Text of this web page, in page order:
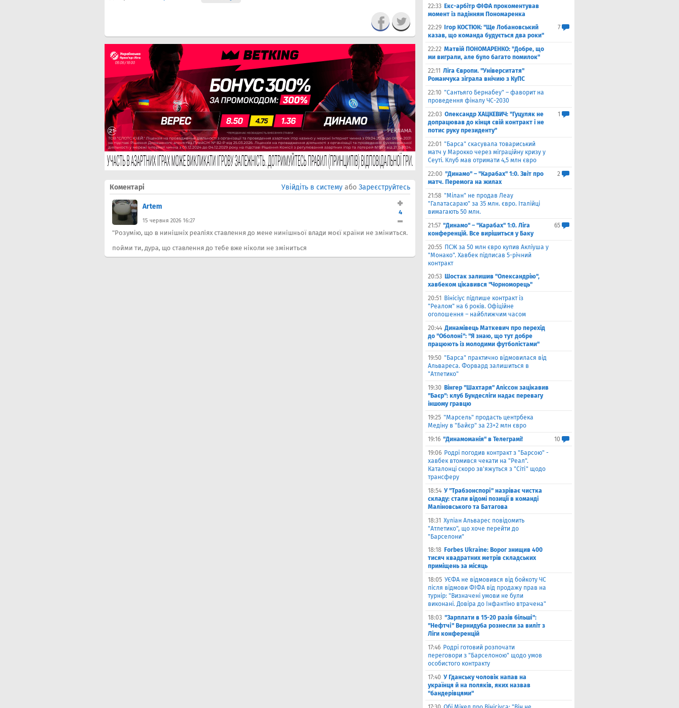
Коментарі Увійдіть в систему або Зареєструйтесь
Artem
15 червня 2026 16:27
4
"Розумію, що в нинішніх реаліях ставлення до мене нинішньої влади моєї країни не зміниться.
пойми ти, дура, що ставлення до тебе вже ніколи не зміниться
22:33 Екс-арбітр ФІФА прокоментував
момент із падінням Пономаренка
22:29
Ігор КОСТЮК: "Ще Лобановський
казав, що команда будується два роки"
7
22:22 Матвій ПОНОМАРЕНКО: "Добре, що
ми виграли, але було багато помилок"
22:11 Ліга Європи. "Університатя"
Романчука зіграла внічию з КуПС
22:10 "Сантьяго Бернабеу" – фаворит на
проведення фіналу ЧС-2030
22:03 Олександр ХАЦКЕВИЧ: "Гуцуляк не
допрацював до кінця свій контракт і не
потис руку президенту"
1
22:01 "Барса" скасувала товариський
матч у Марокко через міграційну кризу у
Сеуті. Клуб мав отримати 4,5 млн євро
22:00 "Динамо" – "Карабах" 1:0. Звіт про
матч. Перемога на жилах
2
21:58 "Мілан" не продав Леау
"Галатасараю" за 35 млн. євро. Італійці
вимагають 50 млн.
21:57 "Динамо" – "Карабах" 1:0. Ліга
конференцій. Все вирішиться у Баку
65
20:55 ПСЖ за 50 млн євро купив Акліуша у
"Монако". Хавбек підписав 5-річний
контракт
20:53 Шостак залишив "Олександрію",
хавбеком цікавився "Чорноморець"
20:51
Вінісіус підпише контракт із
"Реалом" на 6 років. Офіційне
оголошення – найближчим часом
20:44 Динамівець Маткевич про перехід
до "Оболоні": "Я знаю, що тут добре
працюють із молодими футболістами"
19:50 "Барса" практично відмовилася від
Альвареса. Форвард залишиться в
"Атлетико"
19:30 Вінгер "Шахтаря" Аліссон зацікавив
"Баєр": клуб Бундесліги надає перевагу
іншому гравцю
19:25 "Марсель" продасть центрбека
Медіну в "Байєр" за 23+2 млн євро
19:16 "Динамоманія" в Телеграмі!
10
19:06 Родрі погодив контракт з "Барсою" -
хавбек втомився чекати на "Реал".
Каталонці скоро зв'яжуться з "Сіті" щодо
трансферу
18:54 У "Трабзонспорі" назріває чистка
складу: стали відомі позиції в команді
Малiновського та Батагова
18:31 Хуліан Альварес повідомить
"Атлетико", що хоче перейти до
"Барселони"
18:18 Forbes Ukraine: Ворог знищив 400
тисяч квадратних метрів складських
приміщень за місяць
18:05 УЄФА не відмовився від бойкоту ЧС
після відмови ФІФА від продажу прав на
турнір: "Визначені умови не були
виконані. Довіра до Інфантіно втрачена"
18:03 "Зарплати в 15-20 разів більші":
"Нефтчі" Вернидуба рознесли за виліт з
Ліги конференцій
17:46 Родрі готовий розпочати
переговори з "Барселоною" щодо умов
особистого контракту
17:40 У Гданську чоловік напав на
українця й на поляків, яких назвав
"бандерівцями"